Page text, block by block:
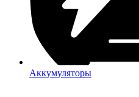
Аккумуляторы